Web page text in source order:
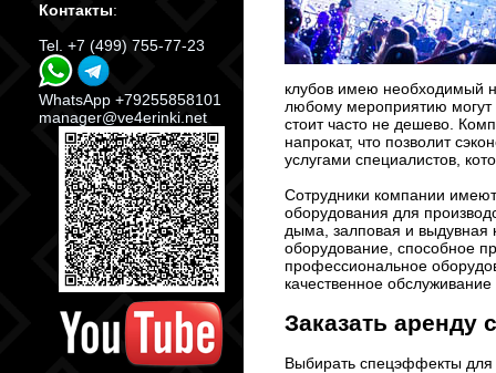
Контакты:
Tel. +7 (499) 755-77-23
WhatsApp +79255858101
manager@ve4erinki.net
клубов имею необходимый
любому мероприятию могут
стоит часто не дешево.
напрокат, что позволит
услугами специалистов,
Сотрудники компании
оборудования для
дыма, залповая и выдувная
оборудование, способное
профессиональное
качественное
Заказать аренду
Выбирать спецэффекты для